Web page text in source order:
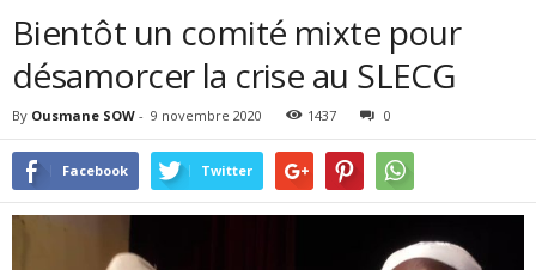
Bientôt un comité mixte pour
désamorcer la crise au SLECG
By Ousmane SOW - 9 novembre 2020 1437 0
Facebook Twitter